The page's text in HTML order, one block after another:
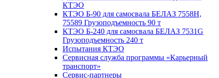
КТЭО
КТЭО Б-90 для самосвала БЕЛАЗ 7558H,
75589 Грузоподъемность 90 т
КТЭО Б-240 для самосвала БЕЛАЗ 7531G
Грузоподъемность 240 т
Испытания КТЭО
Сервисная служба программы «Карьерный
транспорт»
Сервис-партнеры